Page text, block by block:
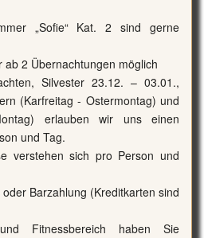
„Sofie“ Kat. 2 sind gerne
2 Übernachtungen möglich
Silvester 23.12. – 03.01.,
(Karfreitag - Ostermontag) und
erlauben wir uns einen
und Tag.
verstehen sich pro Person und
Barzahlung (Kreditkarten sind
Fitnessbereich haben Sie